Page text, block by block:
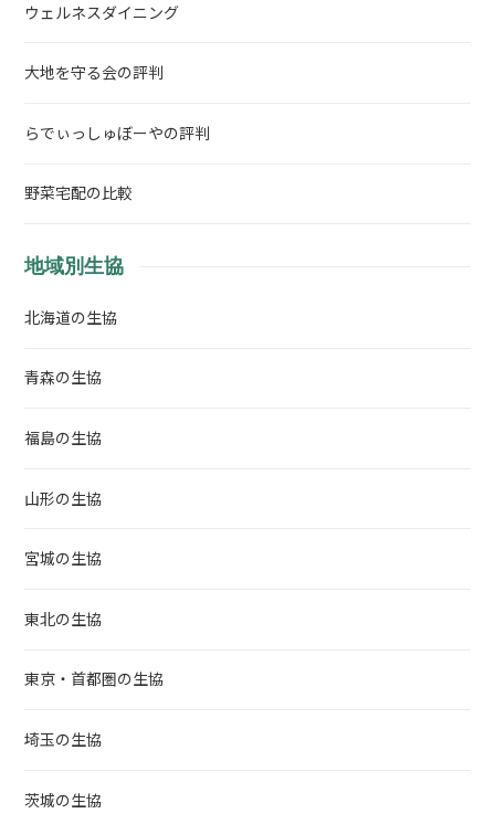
ウェルネスダイニング
大地を守る会の評判
らでぃっしゅぼーやの評判
野菜宅配の比較
地域別生協
北海道の生協
青森の生協
福島の生協
山形の生協
宮城の生協
東北の生協
東京・首都圏の生協
埼玉の生協
茨城の生協